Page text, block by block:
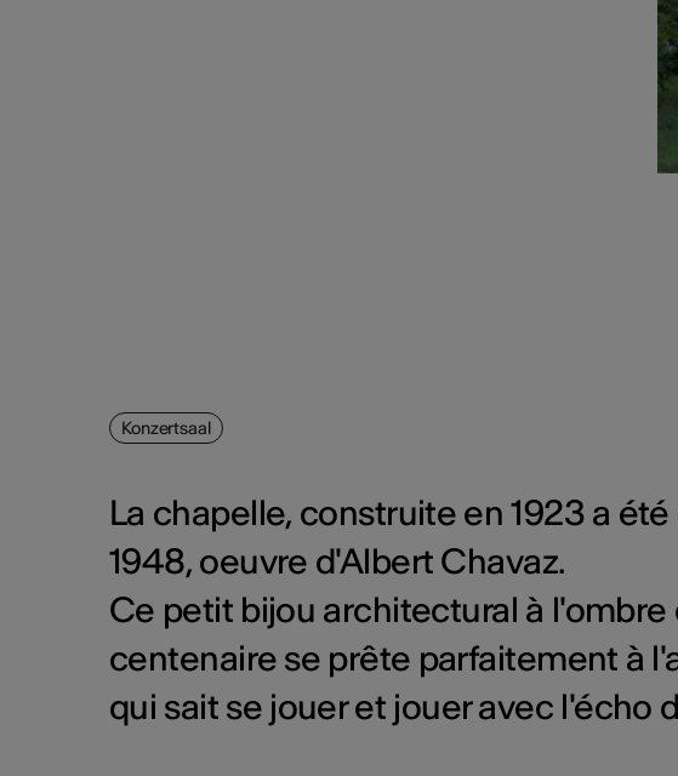
Konzertsaal
La chapelle, construite en 1923 a
1948, oeuvre d'Albert Chavaz.
Ce petit bijou architectural à
centenaire se prête parfaitement à
qui sait se jouer et jouer avec l'écho